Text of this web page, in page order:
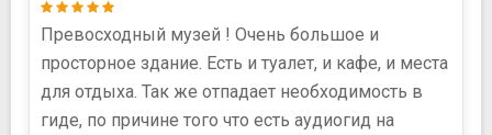
Превосходный музей ! Очень большое и
просторное здание. Есть и туалет, и кафе, и места
для отдыха. Так же отпадает необходимость в
гиде, по причине того что есть аудиогид на